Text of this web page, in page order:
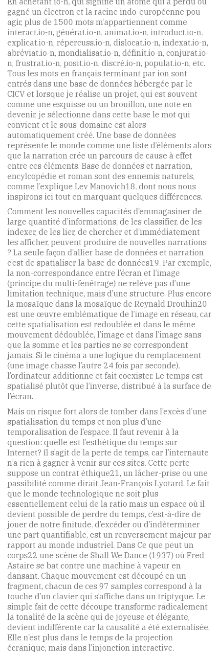
gagné un électron et la racine indo-européenne pou
agir, plus de 1500 mots m’appartiennent comme
interact.io-n, générat.io-n, animat.io-n, introduct.io-n,
explicat.io-n, répercuss.io-n, dislocat.io-n, indexat.io-n,
abréviat.io-n, mondialisat.io-n, définit.io-n, conjurat.io-
n, frustrat.io-n, posit.io-n, discré.io-n, populat.io-n, etc.
Tous les mots en français terminant par ion sont
entrés dans une base de données hébergée par le
CICV et lorsque je réalise un projet, qui est souvent
comme une esquisse ou un brouillon, une note en
devenir, je sélectionne dans cette base le mot qui
convient et le sous-domaine est alors
automatiquement créé. Une base de données
représente le monde comme une liste d’éléments alors
que la narration crée un parcours de cause à effet
entre ces éléments. Base de données et narration,
encylcopédie et roman sont des ennemis naturels,
comme l’explique Lev Manovich18, dont nous nous
inspirons ici tout en marquant quelques différences.
Comment les nouvelles capacités d’emmagasiner de
large quantité d’informations, de les classifier, de les
indexer, de les lier, de chercher et d’immédiatement
les afficher, peuvent produire de nouvelles narrations
? La seule façon d’allier base de données et narration
c’est de spatialiser la base de données19. Par exemple,
la non-correspondance entre l’écran et l’image
(principe du multi-fenêtrage) ne relève pas d’une
limitation technique, mais d’une structure. Plus encore
la mosaïque dans la mosaïque de Reynald Drouhin20
est une œuvre emblématique de l’image en réseau, car
cette spatialisation est redoublée et dans le même
mouvement dédoublée, l’image et dans l’image sans
que la somme et les parties ne se correspondent
jamais. Si le cinéma a une logique du remplacement
(une image chasse l’autre 24 fois par seconde),
l’ordinateur additionne et fait coexister. Le temps est
spatialisé plutôt que l’inverse, distribué à la surface de
l’écran.
Mais on risque fort alors de tomber dans l’excès d’une
spatialisation du temps et non plus d’une
temporalisation de l’espace. Il faut revenir à la
question: quelle est l’esthétique du temps sur
Internet? Il s’agit de la perte de temps, car l’internaute
n’a rien à gagner à venir sur ces sites. Cette perte
suppose un contrat éthique21, un lâcher-prise ou une
passibilité comme dirait Jean-François Lyotard. Le fait
que le monde technologique ne soit plus
essentiellement celui de la ratio mais un espace où il
devient possible de perdre du temps, c’est-à-dire de
jouer de notre finitude, d’excéder ou d’indéterminer
une part quantifiable, est un renversement majeur par
rapport au monde industriel. Dans Ce que peut un
corps22 une scène de Shall We Dance (1937) où Fred
Astaire se bat contre une machine à vapeur en
dansant. Chaque mouvement est découpé en un
fragment, chacun de ces 97 samples correspond à la
touche d’un clavier qui s’affiche dans un triptyque. Le
simple fait de cette découpe transforme radicalement
la tonalité de la scène qui de joyeuse et élégante,
devient indifférente car la causalité a été externalisée.
Elle n’est plus dans le temps de la projection
écranique, mais dans l’injonction interactive.